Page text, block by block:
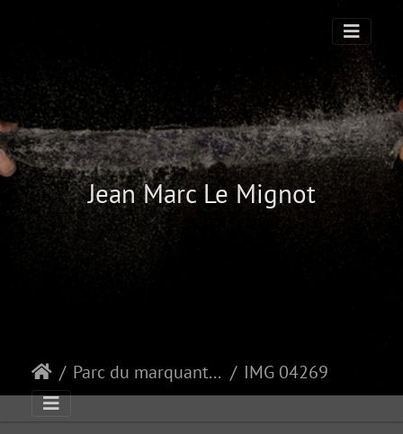
Jean Marc Le Mignot
Parc du marquanterre IMG 04269